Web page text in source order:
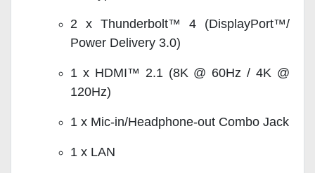
2 x Thunderbolt™ 4 (DisplayPort™/
Power Delivery 3.0)
1 x HDMI™ 2.1 (8K @ 60Hz / 4K @
120Hz)
1 x Mic-in/Headphone-out Combo Jack
1 x LAN